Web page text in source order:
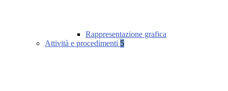
Rappresentazione grafica
Attività e procedimenti 5